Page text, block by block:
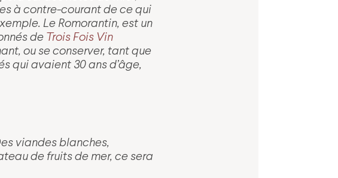
à contre-courant de ce qui
Le Romorantin, est un
de Trois Fois Vin
ou se conserver, tant que
qui avaient 30 ans d’âge,
viandes blanches,
de fruits de mer, ce sera